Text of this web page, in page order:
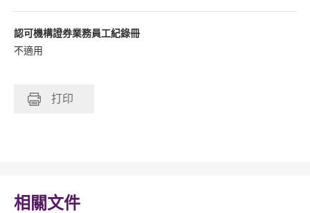
認可機構證券業務員工紀錄冊
不適用
打印
相關文件